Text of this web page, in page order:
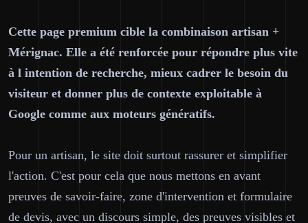
Cette page premium cible la combinaison artisan +
Mérignac. Elle a été renforcée pour répondre plus vite
à l intention de recherche, mieux cadrer le besoin du
visiteur et donner plus de contexte exploitable à
Google comme aux moteurs génératifs.
Pour un artisan, le site doit surtout rassurer et simplifier
l'action. C'est pour cela que nous mettons en avant
preuves de savoir-faire, zone d'intervention et formulaire
de devis, avec un discours simple, des preuves visibles et